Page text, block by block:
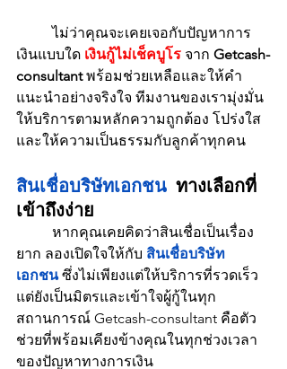
	ไม่ว่าคุณจะเคยเจอกับปัญหาการ
เงินแบบใด เงินกู้ไม่เช็คบูโร จาก Getcash-
consultant พร้อมช่วยเหลือและให้คำ
แนะนำอย่างจริงใจ ทีมงานของเรามุ่งมั่น
ให้บริการตามหลักความถูกต้อง โปร่งใส
และให้ความเป็นธรรมกับลูกค้าทุกคน
สินเชื่อบริษัทเอกชน ทางเลือกที่
เข้าถึงง่าย
ยาก ลองเปิดใจให้กับ สินเชื่อบริษัท
เอกชน ซึ่งไม่เพียงแต่ให้บริการที่รวดเร็ว
แต่ยังเป็นมิตรและเข้าใจผู้กู้ในทุก
สถานการณ์ Getcash-consultant คือตัว
ช่วยที่พร้อมเคียงข้างคุณในทุกช่วงเวลา
ของปัญหาทางการเงิน